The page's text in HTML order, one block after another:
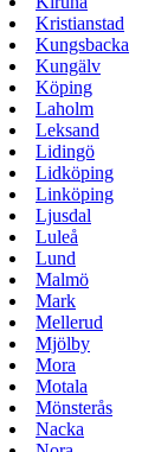
Kristianstad
Kungsbacka
Kungälv
Köping
Laholm
Leksand
Lidingö
Lidköping
Linköping
Ljusdal
Luleå
Lund
Malmö
Mark
Mellerud
Mjölby
Mora
Motala
Mönsterås
Nacka